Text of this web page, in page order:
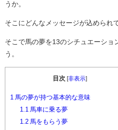
うか。
そこにどんなメッセージが込められ
そこで馬の夢を13のシチュエーショ
う。
目次 [非表示]
1
馬の夢が持つ基本的な意味
1.1
馬車に乗る夢
1.2馬をもらう夢